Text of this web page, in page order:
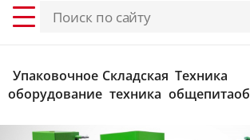
Упаковочное
оборудование
Складская
техника
Техника
общепита